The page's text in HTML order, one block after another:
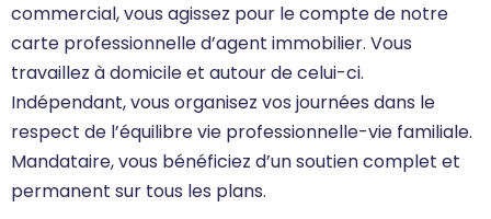
commercial, vous agissez pour le compte de notre
carte professionnelle d’agent immobilier. Vous
travaillez à domicile et autour de celui-ci.
Indépendant, vous organisez vos journées dans le
respect de l’équilibre vie professionnelle-vie familiale.
Mandataire, vous bénéficiez d’un soutien complet et
permanent sur tous les plans.